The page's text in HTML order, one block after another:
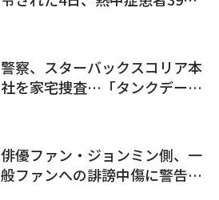
警察、スターバックスコリア本
社を家宅捜査…「タンクデー」
俳優ファン・ジョンミン側、一
般ファンへの誹謗中傷に警告